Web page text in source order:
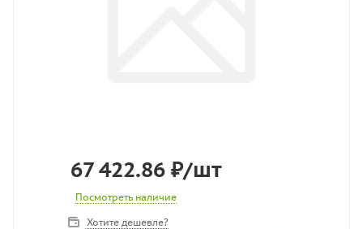
67 422.86 ₽/шт
Посмотреть наличие
Хотите дешевле?